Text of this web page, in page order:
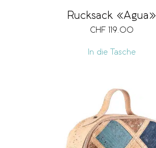
Rucksack «Agua»
CHF 119.00
In die Tasche